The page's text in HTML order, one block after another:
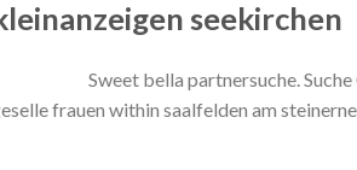
seekirchen
Sweet bella partnersuche.
frauen within saalfelden am